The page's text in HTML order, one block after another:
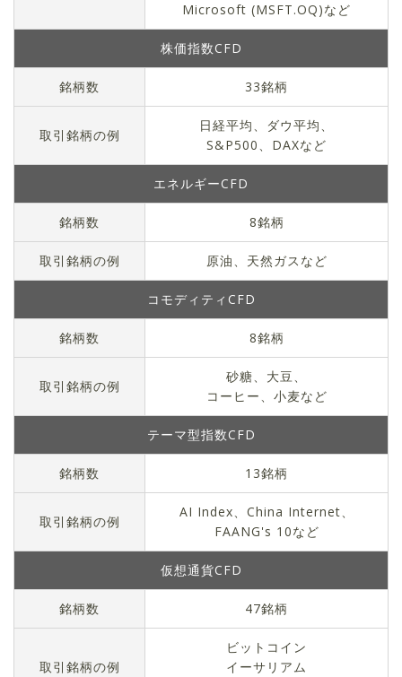
Microsoft (MSFT.OQ)など
株価指数CFD
銘柄数 33銘柄
取引銘柄の例
日経平均、ダウ平均、
S&P500、DAXなど
エネルギーCFD
銘柄数 8銘柄
取引銘柄の例 原油、天然ガスなど
コモディティCFD
銘柄数 8銘柄
取引銘柄の例
砂糖、大豆、
コーヒー、小麦など
テーマ型指数CFD
銘柄数 13銘柄
取引銘柄の例
AI Index、China Internet、
FAANG's 10など
仮想通貨CFD
銘柄数 47銘柄
取引銘柄の例
ビットコイン
イーサリアム